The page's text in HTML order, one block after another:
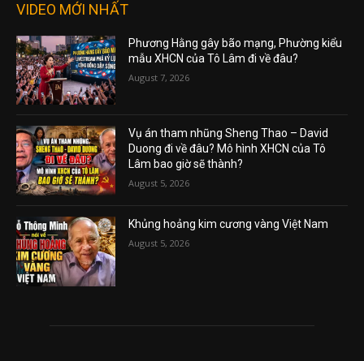
VIDEO MỚI NHẤT
Phương Hằng gây bão mạng, Phường kiểu
mẫu XHCN của Tô Lâm đi về đâu?
August 7, 2026
Vụ án tham nhũng Sheng Thao – David
Duong đi về đâu? Mô hình XHCN của Tô
Lâm bao giờ sẽ thành?
August 5, 2026
Khủng hoảng kim cương vàng Việt Nam
August 5, 2026